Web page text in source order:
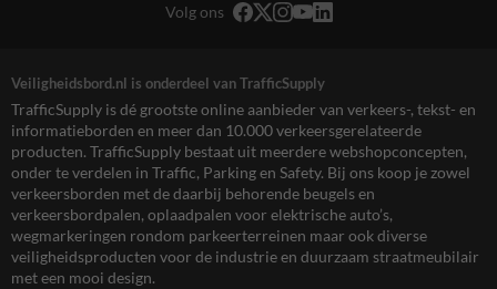
Volg ons
Veiligheidsbord.nl is onderdeel van TrafficSupply
TrafficSupply is dé grootste online aanbieder van verkeers-, tekst- en
informatieborden en meer dan 10.000 verkeersgerelateerde
producten. TrafficSupply bestaat uit meerdere webshopconcepten,
onder te verdelen in Traffic, Parking en Safety. Bij ons koop je zowel
verkeersborden met de daarbij behorende beugels en
verkeersbordpalen, oplaadpalen voor elektrische auto’s,
wegmarkeringen rondom parkeerterreinen maar ook diverse
veiligheidsproducten voor de industrie en duurzaam straatmeubilair
met een mooi design.